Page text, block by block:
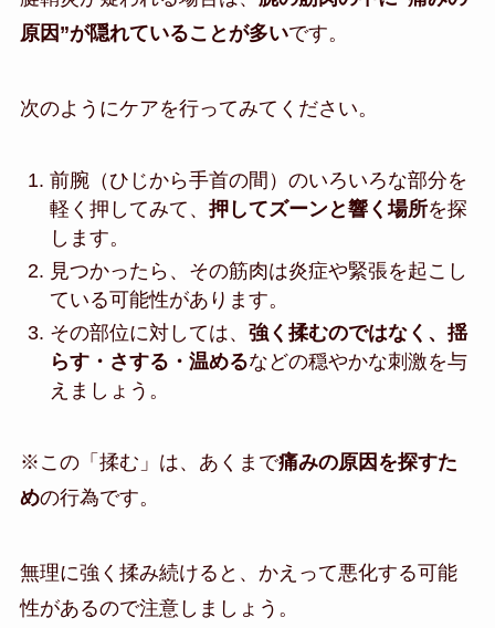
原因”が隠れていることが多いです。
次のようにケアを行ってみてください。
前腕（ひじから手首の間）のいろいろな部分を
軽く押してみて、 押してズーンと響く場所を探
します。
見つかったら、その筋肉は炎症や緊張を起こし
ている可能性があります。
その部位に対しては、 強く揉むのではなく、揺
らす・さする・温めるなどの穏やかな刺激を与
えましょう。
※この「揉む」は、あくまで痛みの原因を探すた
めの行為です。
無理に強く揉み続けると、かえって悪化する可能
性があるので注意しましょう。